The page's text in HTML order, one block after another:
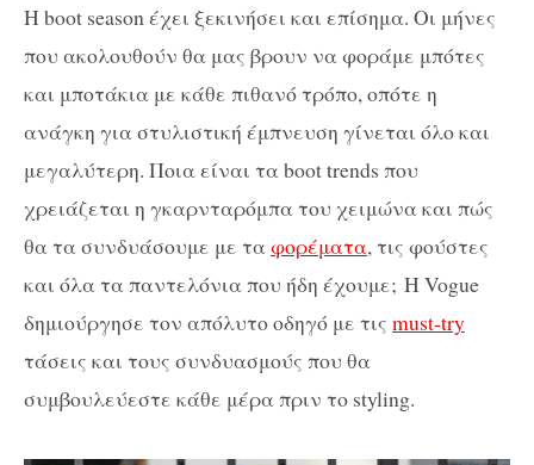
Η boot season έχει ξεκινήσει και επίσημα. Οι μήνες
που ακολουθούν θα μας βρουν να φοράμε μπότες
και μποτάκια με κάθε πιθανό τρόπο, οπότε η
ανάγκη για στυλιστική έμπνευση γίνεται όλο και
μεγαλύτερη. Ποια είναι τα boot trends που
χρειάζεται η γκαρνταρόμπα του χειμώνα και πώς
θα τα συνδυάσουμε με ταφορέματα, τις φούστες
και όλα τα παντελόνια που ήδη έχουμε; Η Vogue
δημιούργησε τον απόλυτο οδηγό με τις must-try
τάσεις και τους συνδυασμούς που θα
συμβουλεύεστε κάθε μέρα πριν το styling.